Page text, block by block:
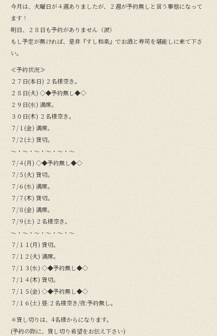
今月は、火曜日が４週ありましたが、２週が予約無しと言う事態になって
ます！
明日、２８日も予約がありません（涙）
もし予定が無ければ、是非『すし和楽』でお酒と寿司を堪能しに来て下さ
い。
≪予約状況≫
２７日(本日) ２名様空き。
２８日(火) ◇◆予約無し◆◇
２９日(水) 満席。
３０日(木) ２名様空き。
７/１(金) 満席。
７/２(土) 貸切。
〜・〜・〜・〜・〜・〜
７/４(月) ◇◆予約無し◆◇
７/５(火) 貸切。
７/６(水) 満席。
７/７(木) 貸切。
７/８(金) 満席。
７/９(土) ２名様空き。
〜・〜・〜・〜・〜・〜
７/１１(月) 貸切。
７/１２(火) 満席。
７/１３(水) ◇◆予約無し◆◇
７/１４(木) 貸切。
７/１５(金) ◇◆予約無し◆◇
７/１６(土) 昼:２名様空き/夜:予約無し。
＊貸し切りは、4名様からになります。
(予約の際に、貸し切り希望をお伝え下さい)